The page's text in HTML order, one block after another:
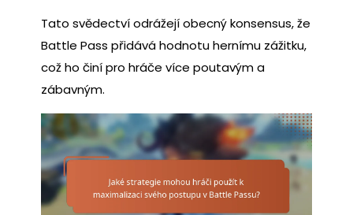
Tato svědectví odrážejí obecný konsensus, že
Battle Pass přidává hodnotu hernímu zážitku,
což ho činí pro hráče více poutavým a
zábavným.